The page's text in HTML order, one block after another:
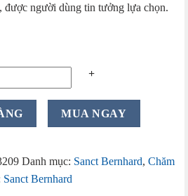
được người dùng tin tưởng lựa chọn.
MUA NGAY
Danh mục: Sanct Bernhard, Chăm
Sanct Bernhard